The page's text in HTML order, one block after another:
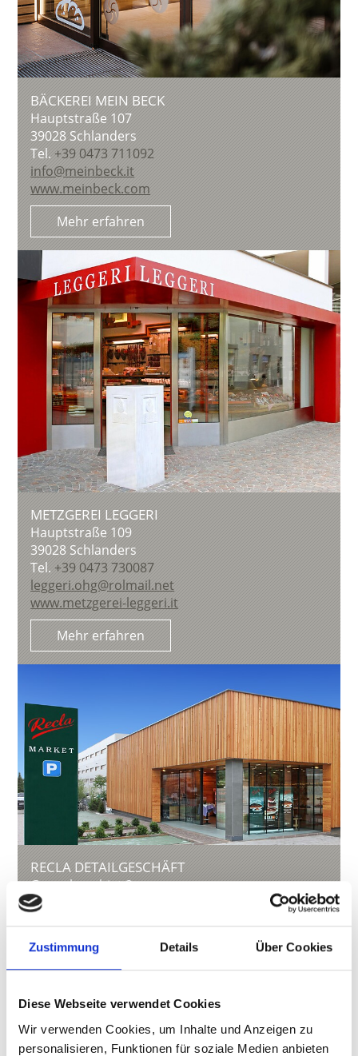
Zustimmung Details Über Cookies
Diese Webseite verwendet Cookies
Wir verwenden Cookies, um Inhalte und Anzeigen zu
personalisieren, Funktionen für soziale Medien anbieten
BÄCKEREI MEIN BECK
Hauptstraße 107
39028Schlanders
Tel. +39 0473 711092
info@meinbeck.it
www.meinbeck.com
Mehr erfahren
METZGEREI LEGGERI
Hauptstraße 109
39028Schlanders
Tel.+39 0473 730087
leggeri.ohg@rolmail.net
www.metzgerei-leggeri.it
Mehr erfahren
RECLA DETAILGESCHÄFT
Gewerbegebiet 2
39028
othmar.pinzger@recla.it
www.recla.it